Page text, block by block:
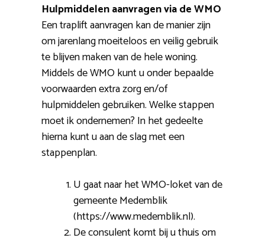
Hulpmiddelen aanvragen via de WMO
Een traplift aanvragen kan de manier zijn
om jarenlang moeiteloos en veilig gebruik
te blijven maken van de hele woning.
Middels de WMO kunt u onder bepaalde
voorwaarden extra zorg en/of
hulpmiddelen gebruiken. Welke stappen
moet ik ondernemen? In het gedeelte
hierna kunt u aan de slag met een
stappenplan.
U gaat naar het WMO-loket van de
gemeente Medemblik
(https://www.medemblik.nl).
De consulent komt bij u thuis om